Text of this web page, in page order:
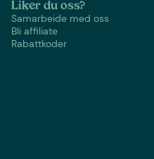
Liker du oss?
Samarbeide med oss
Bli affiliate
Rabattkoder